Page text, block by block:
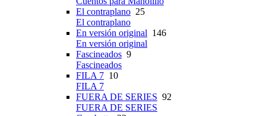
El contraplano 25
El contraplano
En versión original 146
En versión original
Fascineados 9
Fascineados
FILA 7 10
FILA 7
FUERA DE SERIES 92
FUERA DE SERIES